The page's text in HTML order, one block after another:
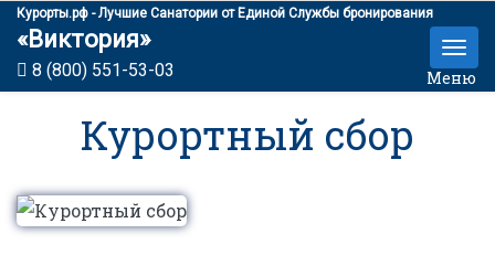
Курорты.рф - Лучшие Санатории от Единой Службы бронирования
«Виктория»
8 (800) 551-53-03 Меню
Курортный сбор